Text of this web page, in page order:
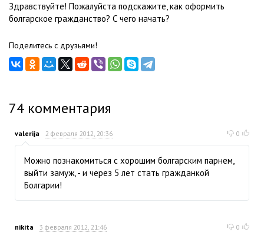
Здравствуйте! Пожалуйста подскажите, как оформить
болгарское гражданство? С чего начать?
Поделитесь с друзьями!
74 комментария
valerija 2 февраля 2012, 20:36 0
Можно познакомиться с хорошим болгарским парнем,
выйти замуж, - и через 5 лет стать гражданкой
Болгарии!
nikita 3 февраля 2012, 21:46 0